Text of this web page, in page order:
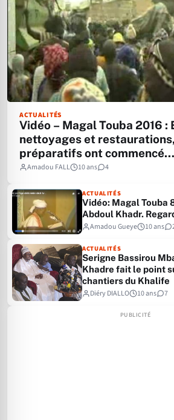
ACTUALITÉS
Vidéo – Magal Touba 2016 :
nettoyages et
préparatifs ont
Amadou FALL 10 ans 4
ACTUALITÉS
Vidéo: Magal Touba
Abdoul Khadr.
Amadou Gueye
10 ans
ACTUALITÉS
Serigne Bassirou
Khadre fait le point
chantiers du Khalife
Diéry DIALLO
10 ans 7